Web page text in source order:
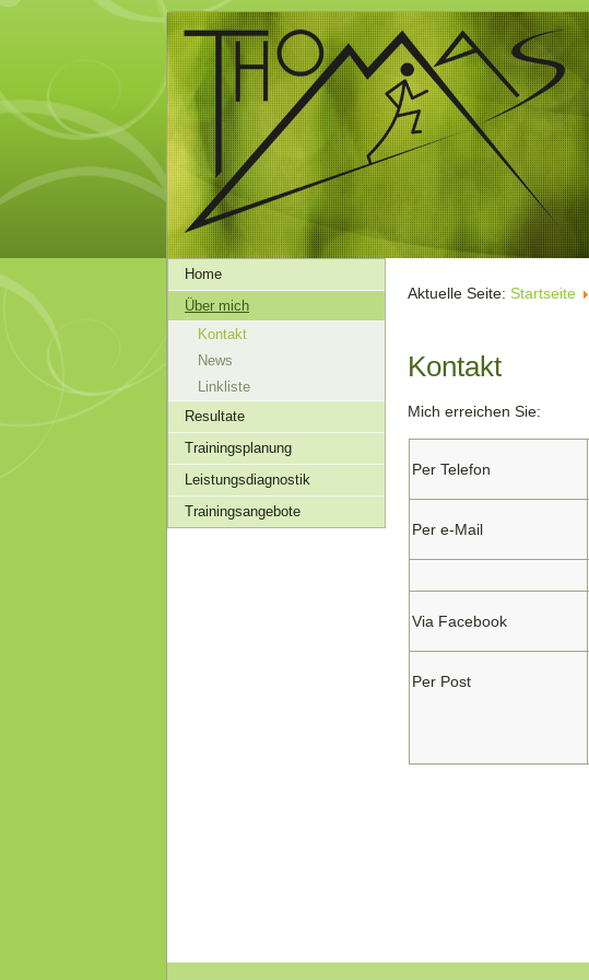
Home
Über mich
Kontakt
News
Linkliste
Resultate
Trainingsplanung
Leistungsdiagnostik
Trainingsangebote
Aktuelle Seite: Startseite
Kontakt
Mich erreichen Sie:
Per Telefon
Per e-Mail
Via Facebook
Per Post